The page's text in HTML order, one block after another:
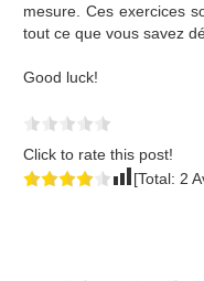
mesure. Ces exercices
tout ce que vous savez
Good luck!
Click to rate this post!
[Total: 2